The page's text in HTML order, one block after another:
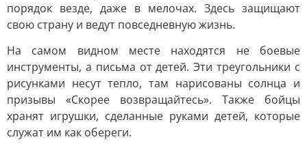
порядок везде, даже в мелочах. Здесь защищают
свою страну и ведут повседневную жизнь.
На самом видном месте находятся не боевые
инструменты, а письма от детей. Эти треугольники с
рисунками несут тепло, там нарисованы солнца и
призывы «Скорее возвращайтесь». Также бойцы
хранят игрушки, сделанные руками детей, которые
служат им как обереги.